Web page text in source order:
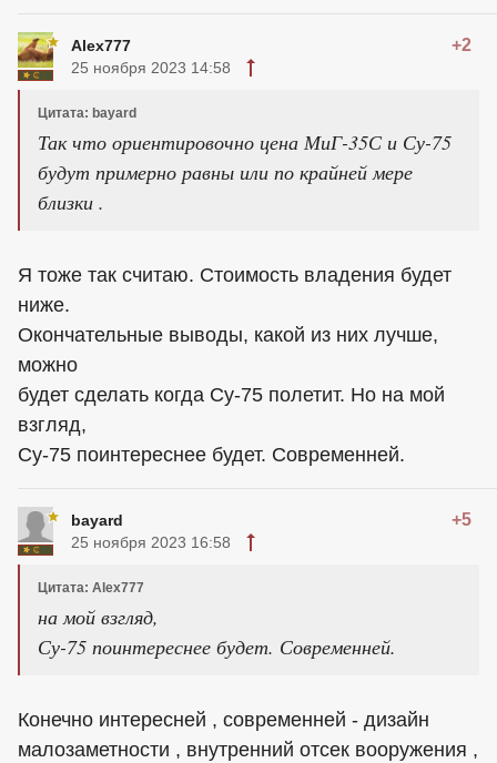
Alex777 +2
25 ноября 2023 14:58
Цитата: bayard
Так что ориентировочно цена МиГ-35С и Су-75
будут примерно равны или по крайней мере
близки .
Я тоже так считаю. Стоимость владения будет
ниже.
Окончательные выводы, какой из них лучше,
можно
будет сделать когда Су-75 полетит. Но на мой
взгляд,
Су-75 поинтереснее будет. Современней.
bayard +5
25 ноября 2023 16:58
Цитата: Alex777
на мой взгляд,
Су-75 поинтереснее будет. Современней.
Конечно интересней , современней - дизайн
малозаметности , внутренний отсек вооружения ,